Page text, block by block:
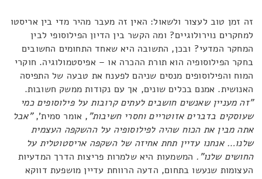
זה זמן טוב לעצור ולשאול: האין זה מעבר מהיר מדי בין אריסטו
למחקרים נוירולוגיים? ומה הקשר בין הדיון הפילוסופי לבין
המחקר המדעי? ובכן, התשובה היא שאחד התחומים החשובים
בחקר הפילוסופיה הוא תורת ההכרה או – אפיסטמולוגיה. חוקרי
המוח והפילוסופים מנסים שניהם לפענח את טבעה של התפיסה
האנושית. אמנם בכלים שונים, אך עם נקודות ממשק חשובות.
"זה מעניין שאנשים חושבים לעתים קרובות על פילוסופים כמי
שעוסקים בדברים אזוטריים וחסרי חשיבות", אומר סמית',"אבל
אתה מבין את הכוח שהיה לפילוסופיה על ההשקפה העצמית
שלנו… אנחנו עדיין תחת אחיזה של השקפה אריסטוטלית על
החושים שלנו". המשמעות היא שלמרות פריצות הדרך המדעיות
העצומות שנעשו בתחום, הדעה הרווחת עדיין מושפעת דווקא